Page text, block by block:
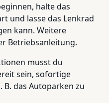
halte das
und lasse das Lenkrad
kann. Weitere
Betriebsanleitung.
musst du
sein, sofortige
das Autoparken zu